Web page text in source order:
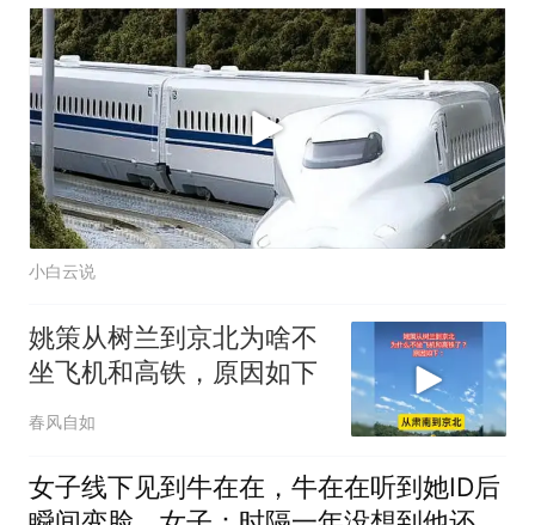
小白云说
姚策从树兰到京北为啥不
坐飞机和高铁，原因如下
春风自如
女子线下见到牛在在，牛在在听到她ID后